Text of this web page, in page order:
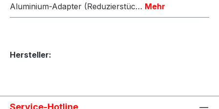
Aluminium-Adapter (Reduzierstüc… Mehr
Hersteller:
Service-Hotline